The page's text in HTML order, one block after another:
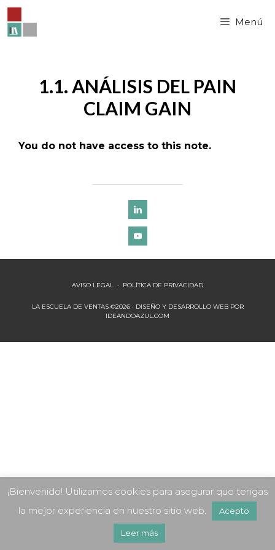
Saltar
al
contenido
Menú
1.1. ANÁLISIS DEL PAIN
CLAIM GAIN
You do not have access to this note.
AVISO LEGAL · POLÍTICA DE PRIVACIDAD
LA ESCUELA DE VENTAS ©2026 · DISEÑO Y DESARROLLO WEB POR
IDEANDOAZUL.COM
¡Bienvenido! Utilizamos cookies para asegurar que tengas
la mejor experiencia en nuestro sitio web.
Acepto
Leer más